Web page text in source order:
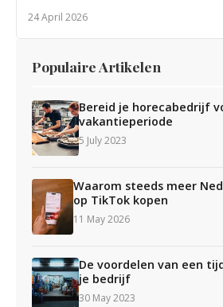
24 April 2026
Populaire Artikelen
Bereid je horecabedrijf
vakantieperiode
5 July 2023
Waarom steeds meer
op TikTok kopen
11 May 2026
De voordelen van een
je bedrijf
30 May 2023